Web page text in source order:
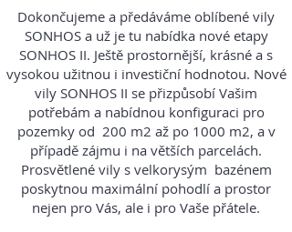
Dokončujeme a předáváme oblíbené vily
SONHOS a už je tu nabídka nové etapy
SONHOS II. Ještě prostornější, krásné a s
vysokou užitnou i investiční hodnotou. Nové
vily SONHOS II se přizpůsobí Vašim
potřebám a nabídnou konfiguraci pro
pozemky od 200 m2 až po 1000 m2, a v
případě zájmu i na větších parcelách.
Prosvětlené vily s velkorysým bazénem
poskytnou maximální pohodlí a prostor
nejen pro Vás, ale i pro Vaše přátele.